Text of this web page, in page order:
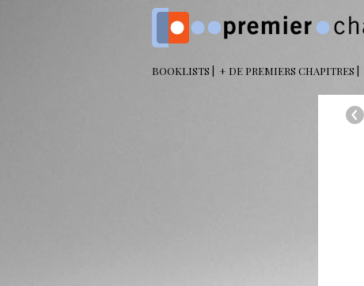
BOOKLISTS + DE PREMIERS CHAPITRES